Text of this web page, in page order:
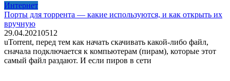
Интернет
Порты для торрента — какие используются, и как открыть их
вручную
29.04.20210512
uTorrent, перед тем как начать скачивать какой-либо файл,
сначала подключается к компьютерам (пирам), которые этот
самый файл раздают. И если пиров в сети